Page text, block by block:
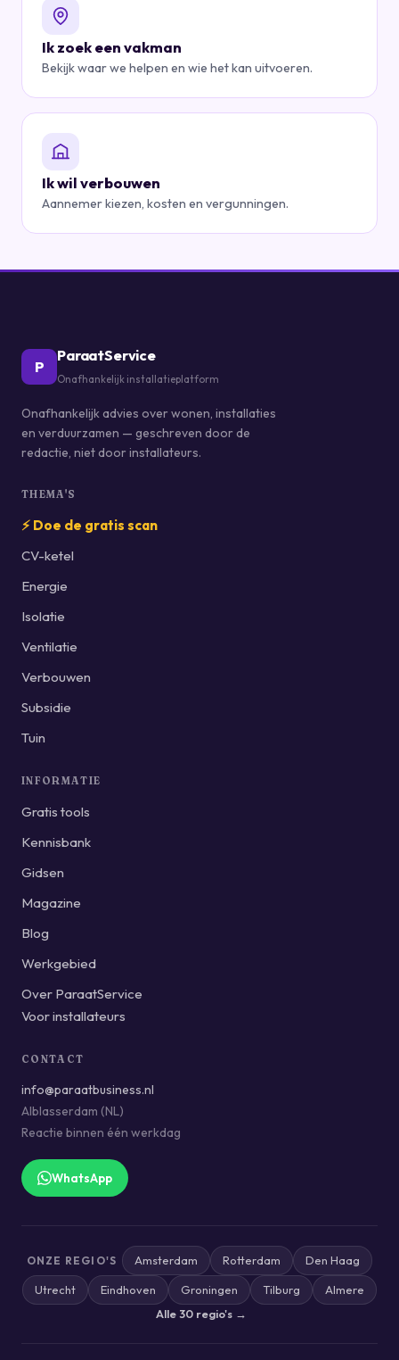
Ik zoek een vakman
Bekijk waar we helpen en wie het kan uitvoeren.
Ik wil verbouwen
Aannemer kiezen, kosten en vergunningen.
P
ParaatService
Onafhankelijk installatieplatform
Onafhankelijk advies over wonen, installaties
en verduurzamen — geschreven door de
redactie, niet door installateurs.
THEMA'S
⚡ Doe de gratis scan
CV-ketel
Energie
Isolatie
Ventilatie
Verbouwen
Subsidie
Tuin
INFORMATIE
Gratis tools
Kennisbank
Gidsen
Magazine
Blog
Werkgebied
Over ParaatService
Voor installateurs
CONTACT
info@paraatbusiness.nl
Alblasserdam (NL)
Reactie binnen één werkdag
WhatsApp
ONZE REGIO'S Amsterdam Rotterdam Den Haag
Utrecht Eindhoven Groningen Tilburg
Almere
Alle 30 regio's →